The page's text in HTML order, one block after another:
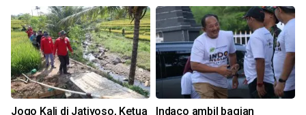
Jogo Kali di Jatiyoso, Ketua Indaco ambil bagian